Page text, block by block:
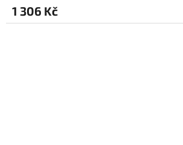
1 306 Kč